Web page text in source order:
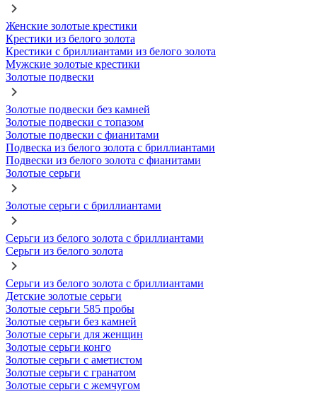
Женские золотые крестики
Крестики из белого золота
Крестики с бриллиантами из белого золота
Мужские золотые крестики
Золотые подвески
Золотые подвески без камней
Золотые подвески с топазом
Золотые подвески с фианитами
Подвеска из белого золота с бриллиантами
Подвески из белого золота с фианитами
Золотые серьги
Золотые серьги с бриллиантами
Серьги из белого золота с бриллиантами
Серьги из белого золота
Серьги из белого золота с бриллиантами
Детские золотые серьги
Золотые серьги 585 пробы
Золотые серьги без камней
Золотые серьги для женщин
Золотые серьги конго
Золотые серьги с аметистом
Золотые серьги с гранатом
Золотые серьги с жемчугом